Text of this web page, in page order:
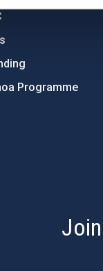
Programme